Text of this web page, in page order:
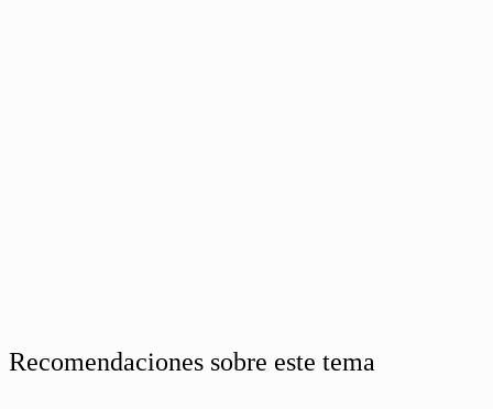
Recomendaciones sobre este tema